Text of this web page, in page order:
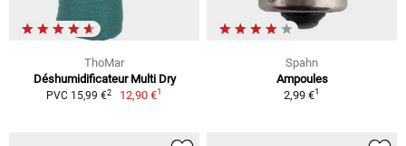
ThoMar
Déshumidificateur Multi Dry
PVC 15,99 €2 12,90 €1
Spahn
Ampoules
2,99 €1